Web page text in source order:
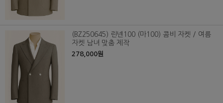
(BZ250645) 린넨100 (마100) 콤비 자켓 / 여름
자켓 남녀 맞춤 제작
278,000원